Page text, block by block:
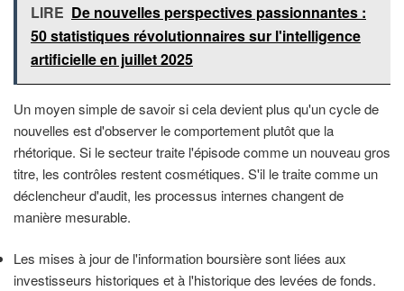
LIRE De nouvelles perspectives passionnantes :
50 statistiques révolutionnaires sur l'intelligence
artificielle en juillet 2025
Un moyen simple de savoir si cela devient plus qu'un cycle de
nouvelles est d'observer le comportement plutôt que la
rhétorique. Si le secteur traite l'épisode comme un nouveau gros
titre, les contrôles restent cosmétiques. S'il le traite comme un
déclencheur d'audit, les processus internes changent de
manière mesurable.
Les mises à jour de l'information boursière sont liées aux
investisseurs historiques et à l'historique des levées de fonds.